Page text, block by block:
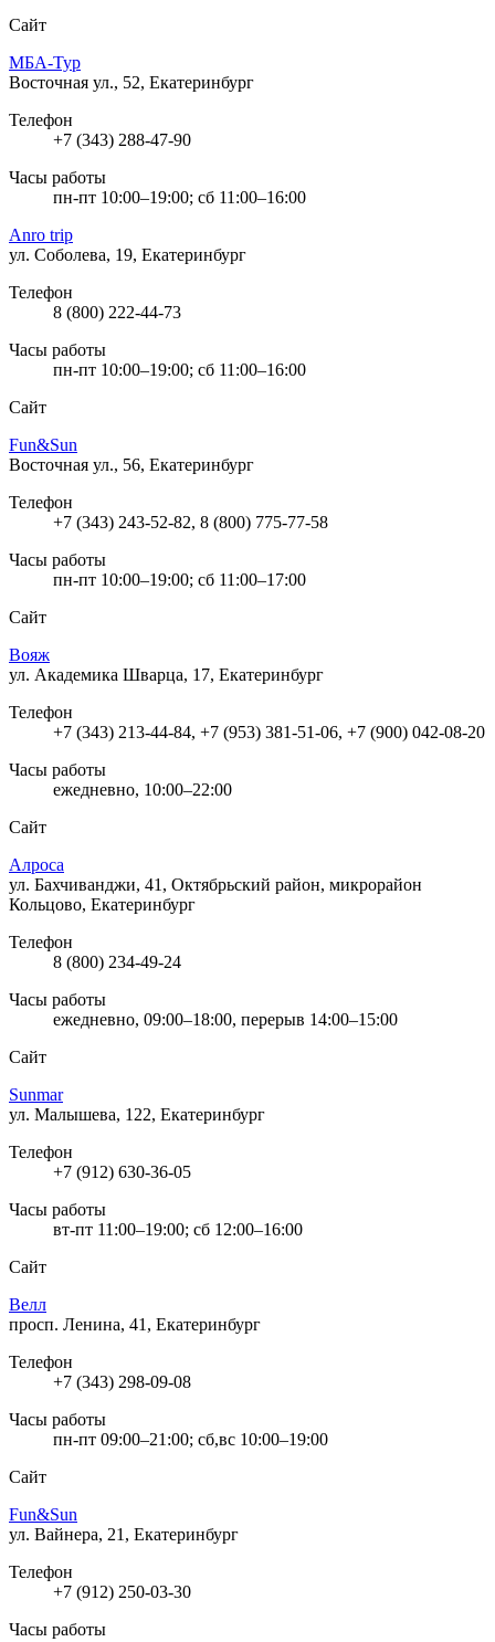
Сайт
МБА-Тур
Восточная ул., 52, Екатеринбург
Телефон
+7 (343) 288-47-90
Часы работы
пн-пт 10:00–19:00; сб 11:00–16:00
Anro trip
ул. Соболева, 19, Екатеринбург
Телефон
8 (800) 222-44-73
Часы работы
пн-пт 10:00–19:00; сб 11:00–16:00
Сайт
Fun&Sun
Восточная ул., 56, Екатеринбург
Телефон
+7 (343) 243-52-82, 8 (800) 775-77-58
Часы работы
пн-пт 10:00–19:00; сб 11:00–17:00
Сайт
Вояж
ул. Академика Шварца, 17, Екатеринбург
Телефон
+7 (343) 213-44-84, +7 (953) 381-51-06, +7 (900) 042-08-20
Часы работы
ежедневно, 10:00–22:00
Сайт
Алроса
ул. Бахчиванджи, 41, Октябрьский район, микрорайон
Кольцово, Екатеринбург
Телефон
8 (800) 234-49-24
Часы работы
ежедневно, 09:00–18:00, перерыв 14:00–15:00
Сайт
Sunmar
ул. Малышева, 122, Екатеринбург
Телефон
+7 (912) 630-36-05
Часы работы
вт-пт 11:00–19:00; сб 12:00–16:00
Сайт
Велл
просп. Ленина, 41, Екатеринбург
Телефон
+7 (343) 298-09-08
Часы работы
пн-пт 09:00–21:00; сб,вс 10:00–19:00
Сайт
Fun&Sun
ул. Вайнера, 21, Екатеринбург
Телефон
+7 (912) 250-03-30
Часы работы